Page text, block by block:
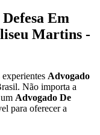
Em
Martins -
Advogado
Não importa a
Advogado De
para oferecer a